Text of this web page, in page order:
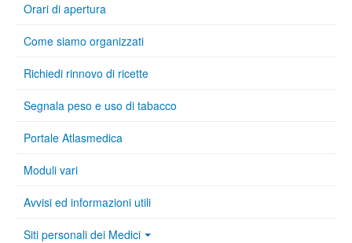
Orari di apertura
Come siamo organizzati
Richiedi rinnovo di ricette
Segnala peso e uso di tabacco
Portale Atlasmedica
Moduli vari
Avvisi ed informazioni utili
Siti personali dei Medici